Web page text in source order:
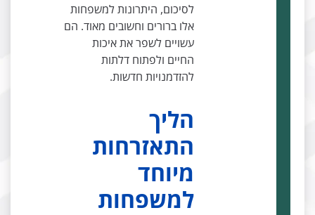
לסיכום, היתרונות למשפחות
אלו ברורים וחשובים מאוד. הם
עשויים לשפר את איכות
החיים ולפתוח דלתות
להזדמנויות חדשות.
הליך
התאזרחות
מיוחד
למשפחות